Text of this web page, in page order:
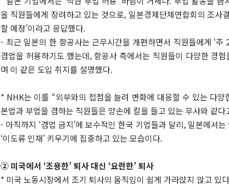
을 직원들에게 장려하고 있는 것으로, 일본경제단체연합회의 조사
할 예정’이라고 응답했다.
- 최근 일본의 한 항공사는 근무시간을 개편하면서 직원들에게 ‘
겸업을 허용하기도 했는데, 항공사 측에서는 직원들이 다양한 경
며 이 같은 도입 취지를 설명했다.
* NHK는 이를 “외부와의 접점을 늘려 변화에 대응할 수 있는 다
본업과 부업을 겸하는 직원들은 양손에 칼을 들고 있는 무사와 같
- 아직까지 ‘겸업 금지’에 보수적인 한국 기업들과 달리, 일본에서
‘이도류 인재’ 키우기에 집중하고 있는 모습이다.
② 미국에서 ‘조용한’ 퇴사 대신 ‘요란한’ 퇴사
* 미국 노동시장에서 조기 퇴사의 움직임이 쉽게 가라앉지 않고